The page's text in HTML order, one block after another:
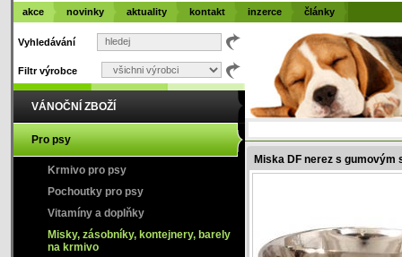
Miska DF nerez s gumovým
Vyhledávání
Filtr výrobce
VÁNOČNÍ ZBOŽÍ
Pro psy
Krmivo pro psy
Pochoutky pro psy
Vitamíny a doplňky
Misky, zásobníky, kontejnery, barely
na krmivo
akce novinky aktuality kontakt inzerce články